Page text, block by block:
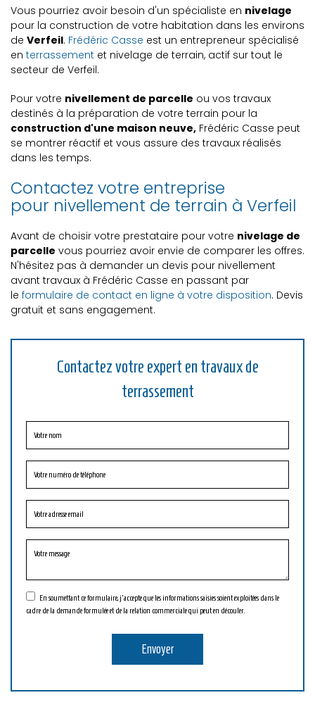
Vous pourriez avoir besoin d'un spécialiste en nivelage
pour la construction de votre habitation dans les environs
de Verfeil. Frédéric Casse est un entrepreneur spécialisé
en terrassement et nivelage de terrain, actif sur tout le
secteur de Verfeil.
Pour votre nivellement de parcelle ou vos travaux
destinés à la préparation de votre terrain pour la
construction d'une maison neuve, Frédéric Casse peut
se montrer réactif et vous assure des travaux réalisés
dans les temps.
Contactez votre entreprise
pour nivellement de terrain à Verfeil
Avant de choisir votre prestataire pour votre nivelage de
parcelle vous pourriez avoir envie de comparer les offres.
N'hésitez pas à demander un devis pour nivellement
avant travaux à Frédéric Casse en passant par
le formulaire de contact en ligne à votre disposition. Devis
gratuit et sans engagement.
Contactez votre expert en travaux de
terrassement
En soumettant ce formulaire, j'accepte que les informations saisies soient exploitées dans le
cadre de la demande formulée et de la relation commerciale qui peut en découler.